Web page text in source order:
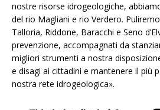
nostre risorse idrogeologiche,
del rio Magliani e rio Verdero.
Talloria, Riddone, Baracchi e Seno
prevenzione, accompagnati da
migliori strumenti a nostra
e disagi ai cittadini e mantenere il più
nostra rete idrogeologica».